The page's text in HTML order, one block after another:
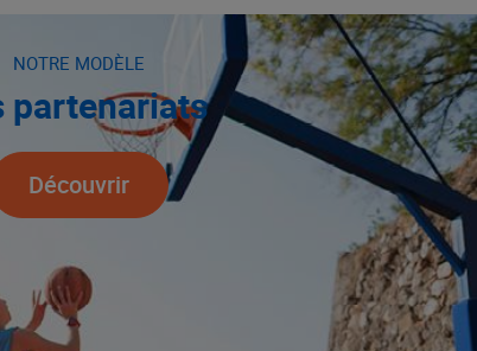
NOTRE MODÈLE
partenariats
Découvrir